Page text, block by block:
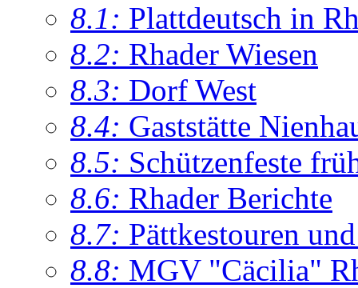
8.1: Plattdeutsch in
8.2: Rhader Wiesen
8.3: Dorf West
8.4: Gaststätte
8.5: Schützenfeste
8.6: Rhader Berichte
8.7: Pättkestouren
8.8: MGV "Cäcilia"